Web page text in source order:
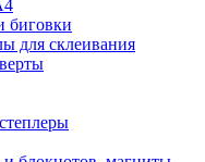
биговки
для склеивания